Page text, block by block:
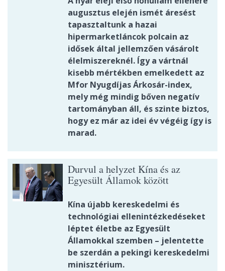
augusztus elején ismét áresést
tapasztaltunk a hazai
hipermarketláncok polcain az
idősek által jellemzően vásárolt
élelmiszereknél. Így a vártnál
kisebb mértékben emelkedett az
Mfor Nyugdíjas Árkosár-index,
mely még mindig bőven negatív
tartományban áll, és szinte biztos,
hogy ez már az idei év végéig így is
marad.
Durvul a helyzet Kína és az
Egyesült Államok között
Kína újabb kereskedelmi és
technológiai ellenintézkedéseket
léptet életbe az Egyesült
Államokkal szemben – jelentette
be szerdán a pekingi kereskedelmi
minisztérium.